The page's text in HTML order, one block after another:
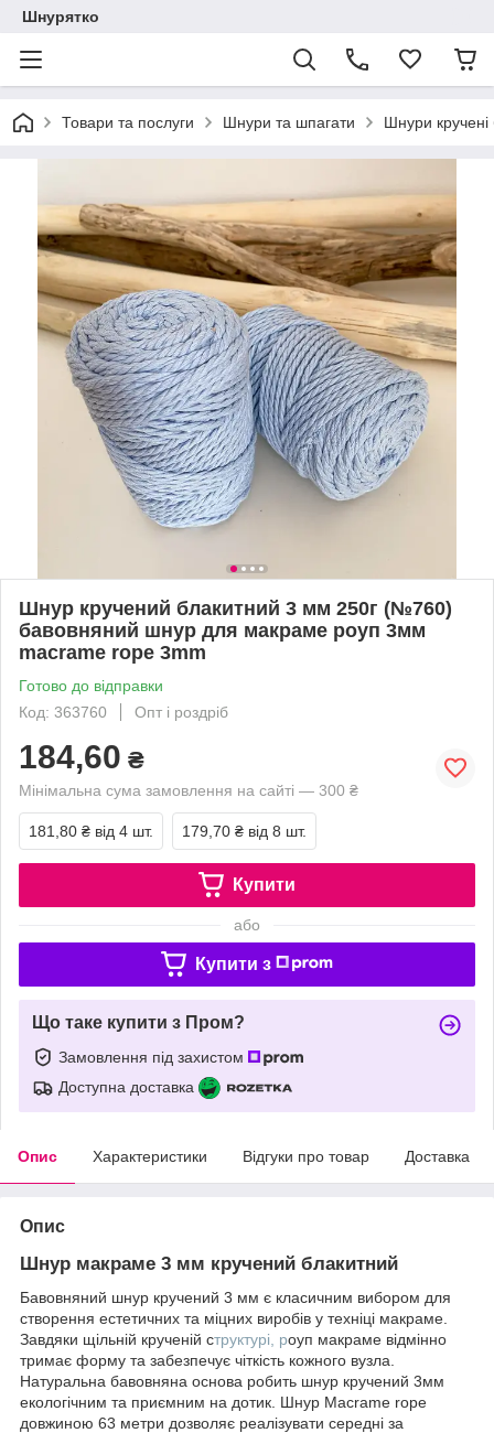
Шнурятко
Товари та послуги Шнури та шпагати Шнури
Шнур кручений блакитний 3 мм 250г (№760)
бавовняний шнур для макраме роуп 3мм
macrame rope 3mm
Готово до відправки
Код: 363760
Опт і роздріб
184,60 ₴
Мінімальна сума замовлення на сайті — 300 ₴
181,80 ₴ від 4 шт. 179,70 ₴ від 8 шт.
Купити
або
Купити з
Що таке купити з Пром?
Замовлення під захистом
Доступна доставка
Опис Характеристики Відгуки про товар Доставка
Опис
Шнур макраме 3 мм кручений блакитний
Бавовняний шнур кручений 3 мм є класичним вибором для
створення естетичних та міцних виробів у техніці макраме.
Завдяки щільній крученій структурі, роуп макраме відмінно
тримає форму та забезпечує чіткість кожного вузла.
Натуральна бавовняна основа робить шнур кручений 3мм
екологічним та приємним на дотик. Шнур Macrame rope
довжиною 63 метри дозволяє реалізувати середні за